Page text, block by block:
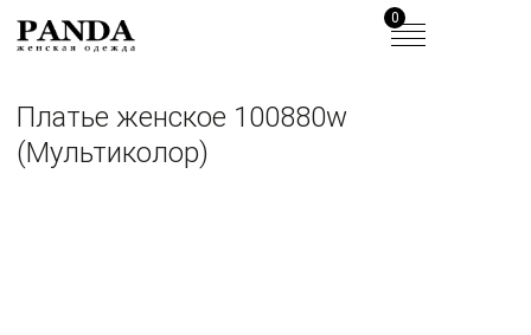
0
Платье женское 100880w
(Мультиколор)